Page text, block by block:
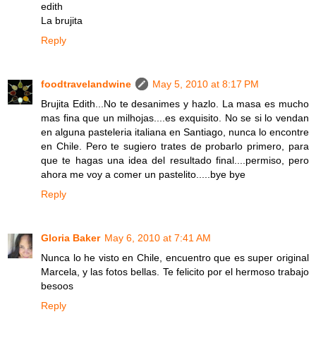
edith
La brujita
Reply
foodtravelandwine
May 5, 2010 at 8:17 PM
Brujita Edith...No te desanimes y hazlo. La masa es mucho
mas fina que un milhojas....es exquisito. No se si lo vendan
en alguna pasteleria italiana en Santiago, nunca lo encontre
en Chile. Pero te sugiero trates de probarlo primero, para
que te hagas una idea del resultado final....permiso, pero
ahora me voy a comer un pastelito.....bye bye
Reply
Gloria Baker May 6, 2010 at 7:41 AM
Nunca lo he visto en Chile, encuentro que es super original
Marcela, y las fotos bellas. Te felicito por el hermoso trabajo
besoos
Reply